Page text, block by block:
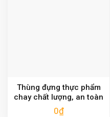
Thùng đựng thực phẩm
chay chất lượng, an toàn
0₫